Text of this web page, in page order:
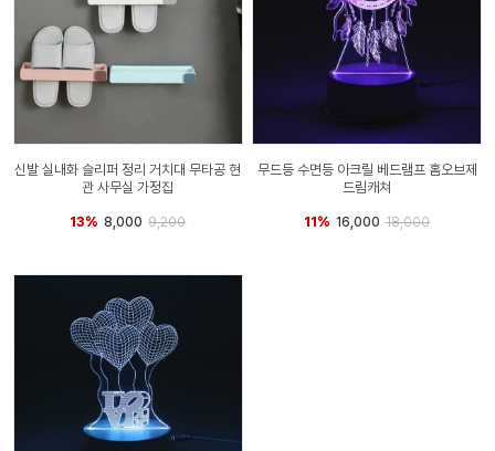
신발 실내화 슬리퍼 정리 거치대 무타공 현
관 사무실 가정집
13% 8,000 9,200
무드등 수면등 아크릴 베드램프 홈오브제
드림캐쳐
11% 16,000 18,000